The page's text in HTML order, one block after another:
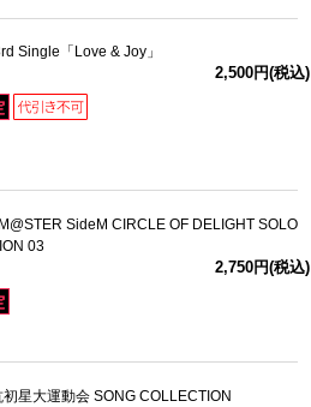
Single「Love & Joy」
2,500円(税込)
SideM CIRCLE OF DELIGHT SOLO
03
2,750円(税込)
星大運動会 SONG COLLECTION